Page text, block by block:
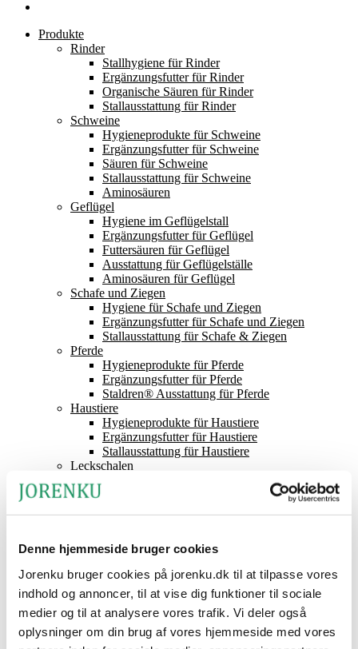
Denne hjemmeside bruger cookies
Jorenku bruger cookies på jorenku.dk til at tilpasse vores
indhold og annoncer, til at vise dig funktioner til sociale
medier og til at analysere vores trafik. Vi deler også
oplysninger om din brug af vores hjemmeside med vores
Produkte
Rinder
Stallhygiene für Rinder
Ergänzungsfutter für Rinder
Organische Säuren für Rinder
Stallausstattung für Rinder
Schweine
Hygieneprodukte für Schweine
Ergänzungsfutter für Schweine
Säuren für Schweine
Stallausstattung für Schweine
Aminosäuren
Geflügel
Hygiene im Geflügelstall
Ergänzungsfutter für Geflügel
Futtersäuren für Geflügel
Ausstattung für Geflügelställe
Aminosäuren für Geflügel
Schafe und Ziegen
Hygiene für Schafe und Ziegen
Ergänzungsfutter für Schafe und Ziegen
Stallausstattung für Schafe & Ziegen
Pferde
Hygieneprodukte für Pferde
Ergänzungsfutter für Pferde
Staldren® Ausstattung für Pferde
Haustiere
Hygieneprodukte für Haustiere
Ergänzungsfutter für Haustiere
Stallausstattung für Haustiere
Leckschalen
Futtersäuren
Staldren®
Kontakt Jorenku
Über Jorenku
Veranstaltungen
Job bei Jorenku
Häufig gestellte Fragen
Gesellschaftliche Verantwortung